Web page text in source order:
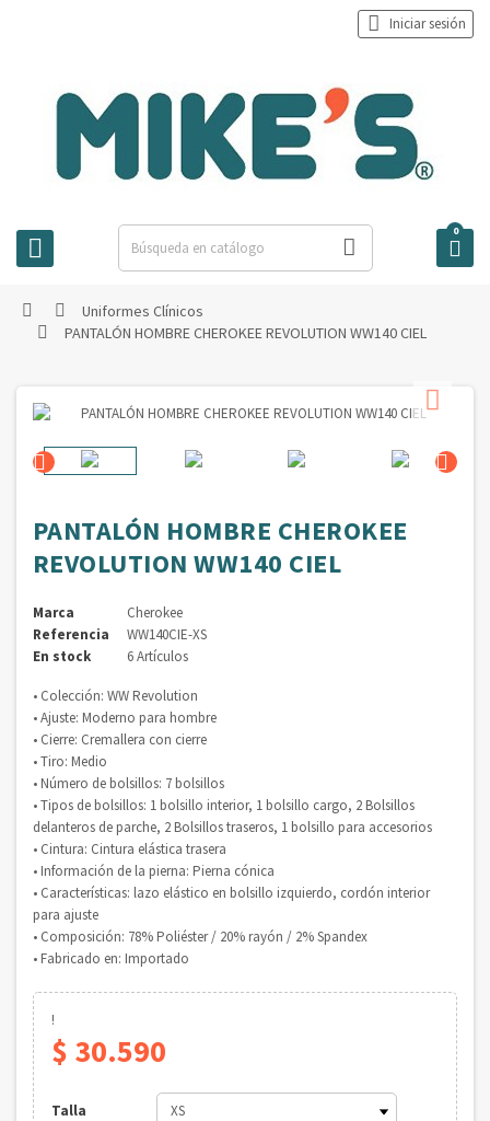
 
 Iniciar sesión

0
  Uniformes Clínicos
 PANTALÓN HOMBRE CHEROKEE REVOLUTION WW140 CIEL

 
PANTALÓN HOMBRE CHEROKEE
REVOLUTION WW140 CIEL
Marca
Cherokee
Referencia
WW140CIE-XS
En stock
6 Artículos
• Colección: WW Revolution
• Ajuste: Moderno para hombre
• Cierre: Cremallera con cierre
• Tiro: Medio
• Número de bolsillos: 7 bolsillos
• Tipos de bolsillos: 1 bolsillo interior, 1 bolsillo cargo, 2 Bolsillos
delanteros de parche, 2 Bolsillos traseros, 1 bolsillo para accesorios
• Cintura: Cintura elástica trasera
• Información de la pierna: Pierna cónica
• Características: lazo elástico en bolsillo izquierdo, cordón interior
para ajuste
• Composición: 78% Poliéster / 20% rayón / 2% Spandex
• Fabricado en: Importado
!
$ 30.590
Talla